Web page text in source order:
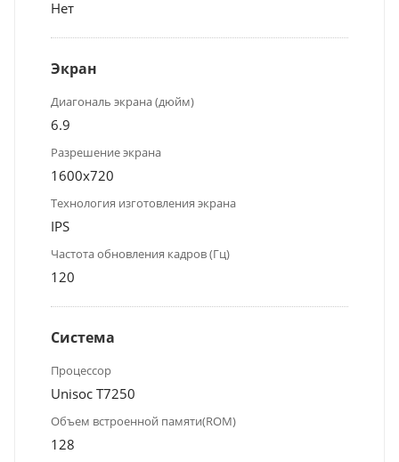
Нет
Экран
Диагональ экрана (дюйм)
6.9
Разрешение экрана
1600х720
Технология изготовления экрана
IPS
Частота обновления кадров (Гц)
120
Система
Процессор
Unisoc T7250
Объем встроенной памяти(ROM)
128